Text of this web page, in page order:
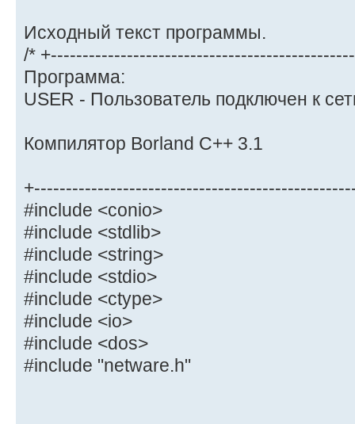
Исходный текст программы.
/*
Программа:
USER - Пользователь подключен к
Компилятор Borland C++ 3.1
#include <conio>
#include <stdlib>
#include <string>
#include <stdio>
#include <ctype>
#include <io>
#include <dos>
#include "netware.h"